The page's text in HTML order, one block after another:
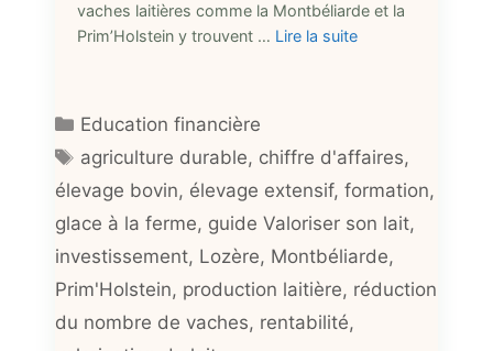
vaches laitières comme la Montbéliarde et la
Prim’Holstein y trouvent … Lire la suite
Catégories
Education financière
Étiquettes
agriculture durable, chiffre d'affaires,
élevage bovin, élevage extensif, formation,
glace à la ferme, guide Valoriser son lait,
investissement, Lozère, Montbéliarde,
Prim'Holstein, production laitière, réduction
du nombre de vaches, rentabilité,